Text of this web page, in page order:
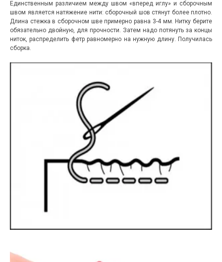
Единственным различием между швом «вперед иглу» и сборочным
швом является натяжение нити: сборочный шов стянут более плотно.
Длина стежка в сборочном шве примерно равна 3-4 мм. Нитку берите
обязательно двойную, для прочности. Затем надо потянуть за концы
ниток, распределить фетр равномерно на нужную длину. Получилась
сборка.